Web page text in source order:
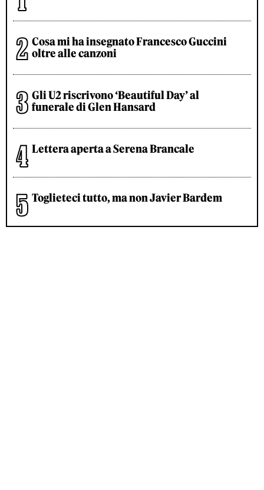
Cosa mi ha insegnato Francesco Guccini
oltre alle canzoni
Gli U2 riscrivono ‘Beautiful Day’ al
funerale di Glen Hansard
Lettera aperta a Serena Brancale
Toglieteci tutto, ma non Javier Bardem